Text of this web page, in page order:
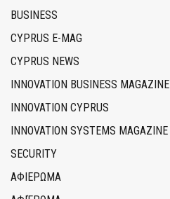
BUSINESS
CYPRUS E-MAG
CYPRUS NEWS
INNOVATION BUSINESS MAGAZINE
INNOVATION CYPRUS
INNOVATION SYSTEMS MAGAZINE
SECURITY
ΑΦΙΕΡΩΜΑ